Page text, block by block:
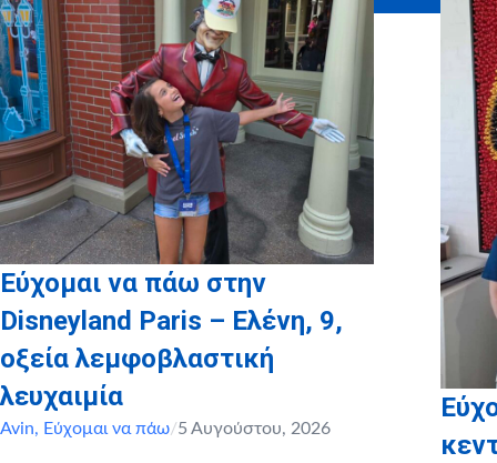
Εύχομαι να πάω στην
Disneyland Paris – Ελένη, 9,
οξεία λεμφοβλαστική
λευχαιμία
Avin, Εύχομαι να πάω/5 Αυγούστου, 2026